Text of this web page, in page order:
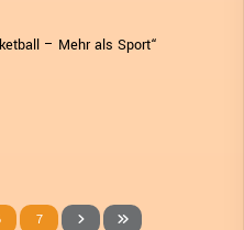
– Mehr als Sport“
7